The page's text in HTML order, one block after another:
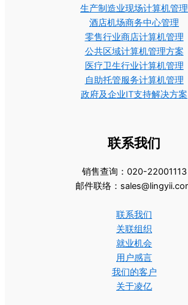
生产制造业现场计算机管理
酒店机场商务中心管理
零售行业商店计算机管理
公共区域计算机管理方案
医疗卫生行业计算机管理
自助托管服务计算机管理
政府及企业IT支持解决方案
联系我们
销售查询：020-22001113
邮件联络：
联系我们
关联组织
就业机会
用户感言
我们的客户
关于凌亿